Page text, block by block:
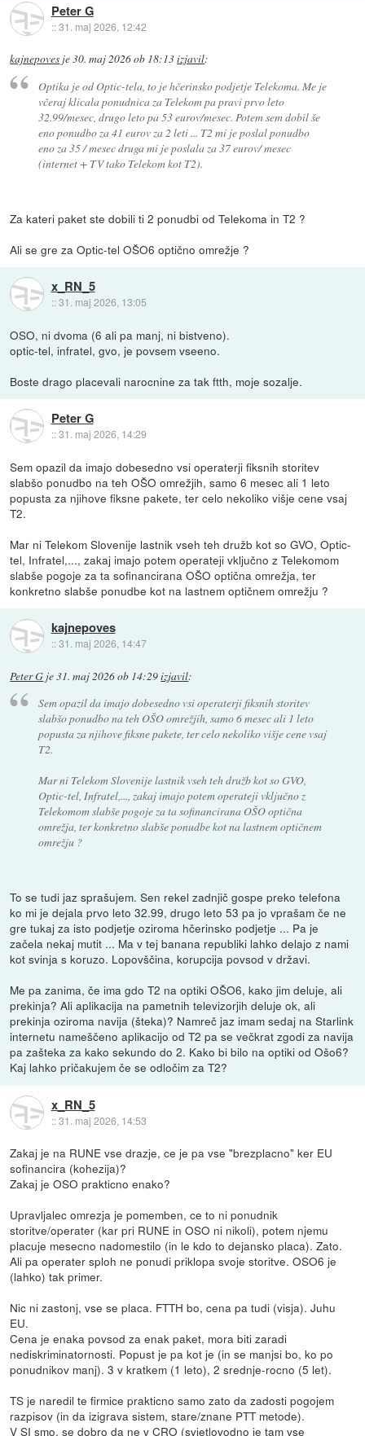
Peter G
::31. maj 2026, 12:42
kajnepoves je30. maj 2026 ob 18:13izjavil:
Optika je od Optic-tela, to je hčerinsko podjetje Telekoma. Me je
včeraj klicala ponudnica za Telekom pa pravi prvo leto
32.99/mesec, drugo leto pa 53 eurov/mesec. Potem sem dobil še
eno ponudbo za 41 eurov za 2 leti ... T2 mi je poslal ponudbo
eno za 35 / mesec druga mi je poslala za 37 eurov/ mesec
(internet + TV tako Telekom kot T2).
Za kateri paket ste dobili ti 2 ponudbi od Telekoma in T2 ?
Ali se gre za Optic-tel OŠO6 optično omrežje ?
x_RN_5
::31. maj 2026, 13:05
OSO, ni dvoma (6 ali pa manj, ni bistveno).
optic-tel, infratel, gvo, je povsem vseeno.
Boste drago placevali narocnine za tak ftth, moje sozalje.
Peter G
::31. maj 2026, 14:29
Sem opazil da imajo dobesedno vsi operaterji fiksnih storitev
slabšo ponudbo na teh OŠO omrežjih, samo 6 mesec ali 1 leto
popusta za njihove fiksne pakete, ter celo nekoliko višje cene vsaj
T2.
Mar ni Telekom Slovenije lastnik vseh teh družb kot so GVO, Optic-
tel, Infratel,..., zakaj imajo potem operateji vključno z Telekomom
slabše pogoje za ta sofinancirana OŠO optična omrežja, ter
konkretno slabše ponudbe kot na lastnem optičnem omrežju ?
kajnepoves
::31. maj 2026, 14:47
Peter G je31. maj 2026 ob 14:29izjavil:
Sem opazil da imajo dobesedno vsi operaterji fiksnih storitev
slabšo ponudbo na teh OŠO omrežjih, samo 6 mesec ali 1 leto
popusta za njihove fiksne pakete, ter celo nekoliko višje cene vsaj
T2.
Mar ni Telekom Slovenije lastnik vseh teh družb kot so GVO,
Optic-tel, Infratel,..., zakaj imajo potem operateji vključno z
Telekomom slabše pogoje za ta sofinancirana OŠO optična
omrežja, ter konkretno slabše ponudbe kot na lastnem optičnem
omrežju ?
To se tudi jaz sprašujem. Sen rekel zadnjič gospe preko telefona
ko mi je dejala prvo leto 32.99, drugo leto 53 pa jo vprašam če ne
gre tukaj za isto podjetje oziroma hčerinsko podjetje ... Pa je
začela nekaj mutit ... Ma v tej banana republiki lahko delajo z nami
kot svinja s koruzo. Lopovščina, korupcija povsod v državi.
Me pa zanima, če ima gdo T2 na optiki OŠO6, kako jim deluje, ali
prekinja? Ali aplikacija na pametnih televizorjih deluje ok, ali
prekinja oziroma navija (šteka)? Namreč jaz imam sedaj na Starlink
internetu nameščeno aplikacijo od T2 pa se večkrat zgodi za navija
pa zašteka za kako sekundo do 2. Kako bi bilo na optiki od Ošo6?
Kaj lahko pričakujem če se odločim za T2?
x_RN_5
::31. maj 2026, 14:53
Zakaj je na RUNE vse drazje, ce je pa vse "brezplacno" ker EU
sofinancira (kohezija)?
Zakaj je OSO prakticno enako?
Upravljalec omrezja je pomemben, ce to ni ponudnik
storitve/operater (kar pri RUNE in OSO ni nikoli), potem njemu
placuje mesecno nadomestilo (in le kdo to dejansko placa). Zato.
Ali pa operater sploh ne ponudi priklopa svoje storitve. OSO6 je
(lahko) tak primer.
Nic ni zastonj, vse se placa. FTTH bo, cena pa tudi (visja). Juhu
EU.
Cena je enaka povsod za enak paket, mora biti zaradi
nediskriminatornosti. Popust je pa kot je (in se manjsi bo, ko po
ponudnikov manj). 3 v kratkem (1 leto), 2 srednje-rocno (5 let).
TS je naredil te firmice prakticno samo zato da zadosti pogojem
razpisov (in da izigrava sistem, stare/znane PTT metode).
V SI smo, se dobro da ne v CRO (svjetlovodno je tam vse